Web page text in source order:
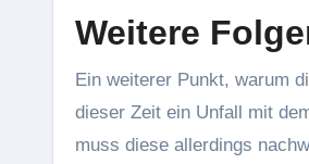
Weitere
Ein weiterer Punkt, warum
dieser Zeit ein Unfall mit
muss diese allerdings